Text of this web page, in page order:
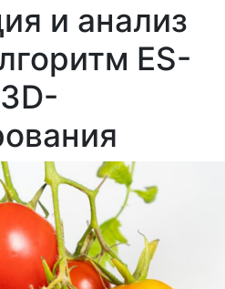
и анализ
ES-